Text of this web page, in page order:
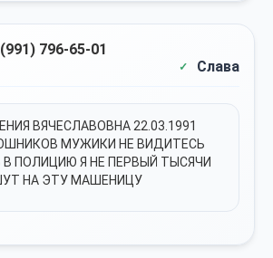
796-65-01
Слава
ВЯЧЕСЛАВОВНА 22.03.1991
МУЖИКИ НЕ ВИДИТЕСЬ
ПОЛИЦИЮ Я НЕ ПЕРВЫЙ ТЫСЯЧИ
НА ЭТУ МАШЕНИЦУ